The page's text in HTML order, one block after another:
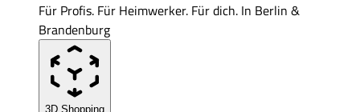
Für Profis. Für Heimwerker. Für dich. In Berlin &
Brandenburg
3D Shopping